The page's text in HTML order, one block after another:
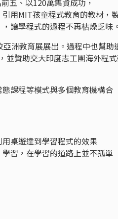
五、以120萬集資成功，
用MIT孩童程式教育的教材，
讓學程式的過程不再枯燥乏味。
洲教育展展出。過程中也幫助
並贊助交大印度志工團海外程
課程等模式與多個教育機構合
桌遊達到學習程式的效果
習，在學習的道路上並不孤單